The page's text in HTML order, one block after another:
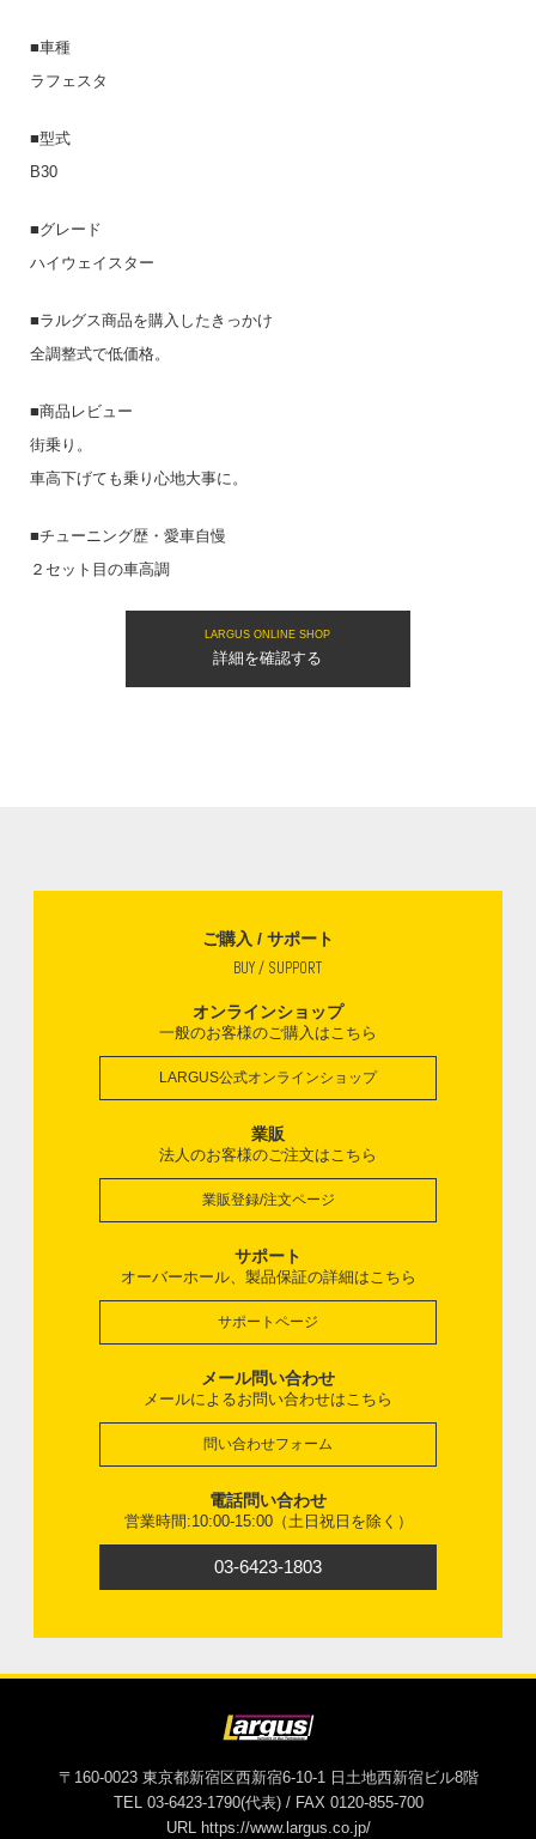
■車種
ラフェスタ
■型式
B30
■グレード
ハイウェイスター
■ラルグス商品を購入したきっかけ
全調整式で低価格。
■商品レビュー
街乗り。
車高下げても乗り心地大事に。
■チューニング歴・愛車自慢
２セット目の車高調
LARGUS ONLINE SHOP
詳細を確認する
ご購入 / サポート
BUY / SUPPORT
オンラインショップ
一般のお客様のご購入はこちら
LARGUS公式オンラインショップ
業販
法人のお客様のご注文はこちら
業販登録/注文ページ
サポート
オーバーホール、製品保証の詳細はこちら
サポートページ
メール問い合わせ
メールによるお問い合わせはこちら
問い合わせフォーム
電話問い合わせ
営業時間:10:00-15:00（土日祝日を除く）
03-6423-1803
〒160-0023 東京都新宿区西新宿6-10-1 日土地西新宿ビル8階
TEL 03-6423-1790(代表) / FAX 0120-855-700
URL https://www.largus.co.jp/